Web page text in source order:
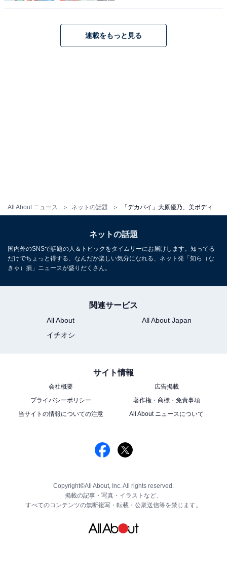
All About ニュース ネットの話題
連載をもっと見る
ネットの話題
国内外のSNSで話題の人＆トピックをタイムリーにお届けします。知ってる
だけでちょっと得する、なんだか楽しい気分になれる、ネット発「知ら（な
きゃ）損」ニュースが盛りだくさん。
関連サービス
All About
All About Japan
イチオシ
サイト情報
会社概要
広告掲載
プライバシーポリシー
著作権・商標・免責事項
当サイトの情報についての注意
All About ニュースについて
Copyright©All About, Inc. All rights reserved.
掲載の記事・写真・イラストなど、
すべてのコンテンツの無断複写・転載・公衆送信等を禁じます。